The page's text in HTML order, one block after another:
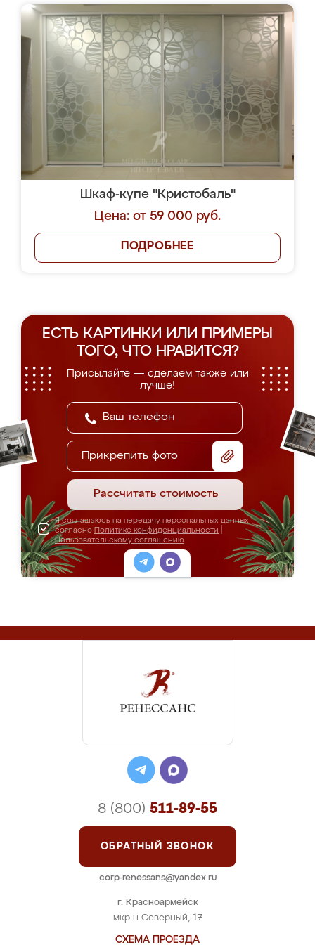
Шкаф-купе "Кристобаль"
Цена: от 59 000 руб.
ПОДРОБНЕЕ
ЕСТЬ КАРТИНКИ ИЛИ ПРИМЕРЫ
ТОГО, ЧТО НРАВИТСЯ?
Присылайте — сделаем также или
лучше!
Прикрепить фото
Рассчитать стоимость
Я соглашаюсь на передачу персональных данных
согласно Политике конфиденциальности
Пользовательскому соглашению
г. Красноармейск
мкр-н Северный, 17
СХЕМА ПРОЕЗДА
8 (800) 511-89-55
ОБРАТНЫЙ ЗВОНОК
corp-renessans@yandex.ru